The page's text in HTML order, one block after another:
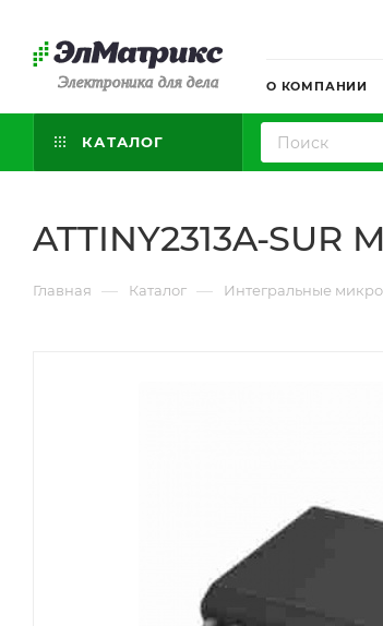
Электроника для дела О КОМПАНИИ
КАТАЛОГ
ATTINY2313A-
Главная — Каталог — Интегральные